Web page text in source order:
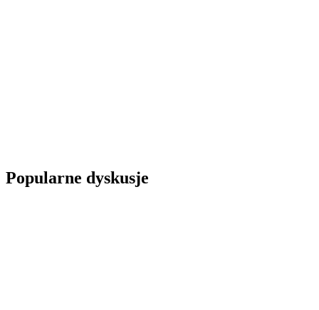
Popularne dyskusje